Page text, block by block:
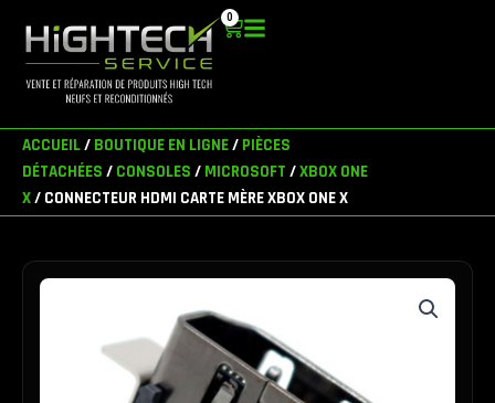
contenu
0
Panier
ACCUEIL/ BOUTIQUE EN LIGNE/ PIÈCES
DÉTACHÉES / CONSOLES / MICROSOFT /XBOX ONE
X/ CONNECTEUR HDMI CARTE MÈRE XBOX ONE X